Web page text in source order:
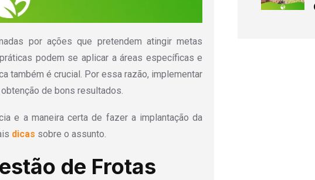
por ações que pretendem atingir metas
podem se aplicar a áreas específicas e
também é crucial. Por essa razão, implementar
de bons resultados.
e a maneira certa de fazer a implantação da
dicas sobre o assunto.
de Frotas